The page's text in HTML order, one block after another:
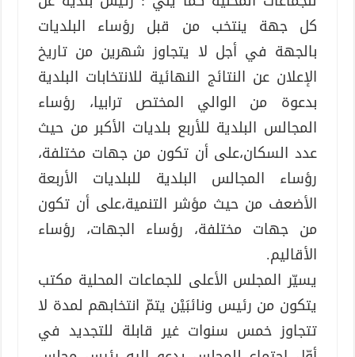
كل جهة ينتخب من قبل رؤساء البلديات
بالجهة في أجل لا يتجاوز شهرين من تاريخ
الإعلان عن النتائج النهائية للانتخابات البلدية
بدعوة من الوالي المختص ترابيا، رؤساء
المجالس البلدية للأربع بلديات الأكبر من حيث
عدد السكان،على أن تكون من جهات مختلفة،
رؤساء المجالس البلدية للبلديات الأربعة
الأضعف من حيث مؤشر التنمية،على أن تكون
من جهات مختلفة، رؤساء الجهات، رؤساء
الأقاليم.
يسيّر المجلس الأعلى للجماعات المحلية مكتب
يتكون من رئيس ونائبَيْن يتمّ انتخابهم لمدة لا
تتجاوز خمس سنوات غير قابلة للتجديد في